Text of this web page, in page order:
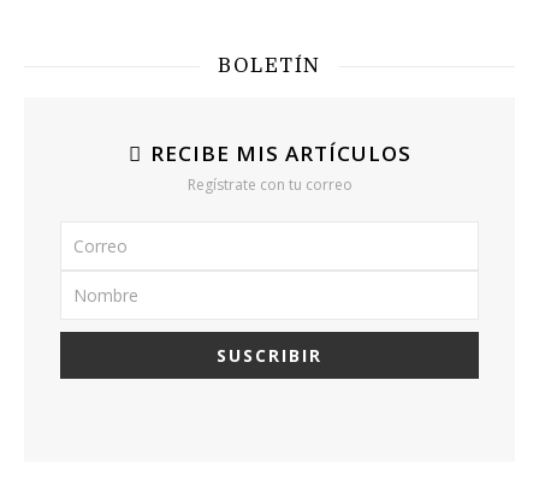
BOLETÍN
RECIBE MIS ARTÍCULOS
Regístrate con tu correo